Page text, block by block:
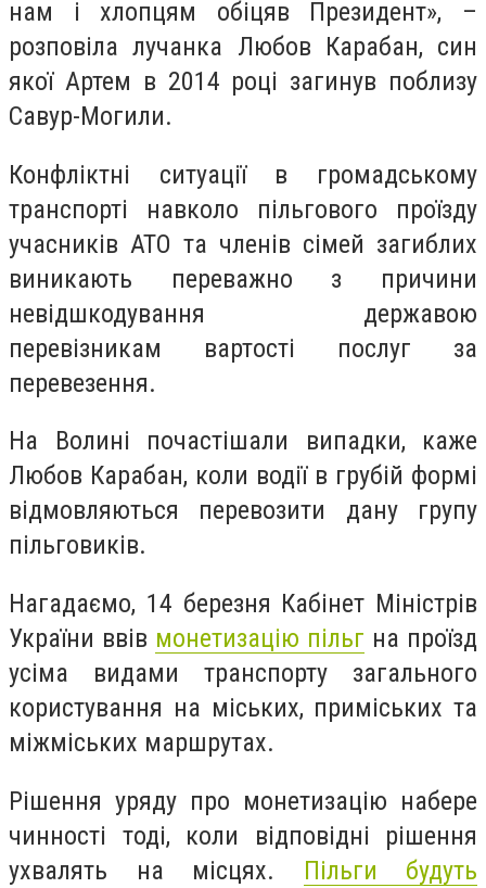
нам і хлопцям обіцяв Президент», –
розповіла лучанка Любов Карабан, син
якої Артем в 2014 році загинув поблизу
Савур-Могили.
Конфліктні ситуації в громадському
транспорті навколо пільгового проїзду
учасників АТО та членів сімей загиблих
виникають переважно з причини
невідшкодування державою
перевізникам вартості послуг за
перевезення.
На Волині почастішали випадки, каже
Любов Карабан, коли водії в грубій формі
відмовляються перевозити дану групу
пільговиків.
Нагадаємо, 14 березня Кабінет Міністрів
України ввів монетизацію пільг на проїзд
усіма видами транспорту загального
користування на міських, приміських та
міжміських маршрутах.
Рішення уряду про монетизацію набере
чинності тоді, коли відповідні рішення
ухвалять на місцях. Пільги будуть